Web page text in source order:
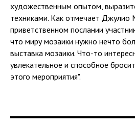
художественным опытом,
техниками. Как отмечает Джулио
приветственном послании
что миру мозаики нужно нечто
выставка мозаики. Что-то
увлекательное и способное
этого мероприятия".